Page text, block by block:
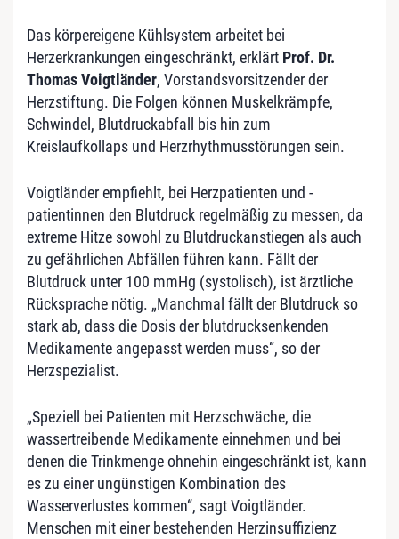
Das körpereigene Kühlsystem arbeitet bei
Herzerkrankungen eingeschränkt, erklärt Prof. Dr.
Thomas Voigtländer, Vorstandsvorsitzender der
Herzstiftung. Die Folgen können Muskelkrämpfe,
Schwindel, Blutdruckabfall bis hin zum
Kreislaufkollaps und Herzrhythmusstörungen sein.
Voigtländer empfiehlt, bei Herzpatienten und -
patientinnen den Blutdruck regelmäßig zu messen, da
extreme Hitze sowohl zu Blutdruckanstiegen als auch
zu gefährlichen Abfällen führen kann. Fällt der
Blutdruck unter 100 mmHg (systolisch), ist ärztliche
Rücksprache nötig. „Manchmal fällt der Blutdruck so
stark ab, dass die Dosis der blutdrucksenkenden
Medikamente angepasst werden muss“, so der
Herzspezialist.
„Speziell bei Patienten mit Herzschwäche, die
wassertreibende Medikamente einnehmen und bei
denen die Trinkmenge ohnehin eingeschränkt ist, kann
es zu einer ungünstigen Kombination des
Wasserverlustes kommen“, sagt Voigtländer.
Menschen mit einer bestehenden Herzinsuffizienz